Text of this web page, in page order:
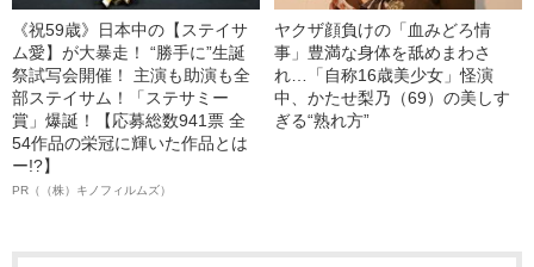
《祝59歳》日本中の【ステイサ
ム愛】が大暴走！ “勝手に”生誕
祭試写会開催！ 主演も助演も全
部ステイサム！「ステサミー
賞」爆誕！【応募総数941票 全
54作品の栄冠に輝いた作品とは
ー!?】
PR（（株）キノフィルムズ）
ヤクザ顔負けの「血みどろ情
事」豊満な身体を舐めまわさ
れ…「自称16歳美少女」怪演
中、かたせ梨乃（69）の美しす
ぎる“熟れ方”